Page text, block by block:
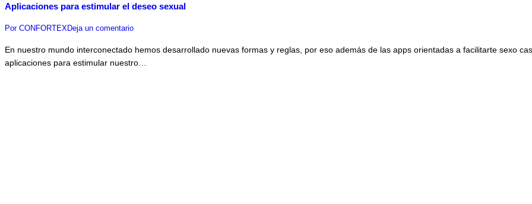
Aplicaciones para estimular el deseo sexual
Por CONFORTEXDeja un comentario
En nuestro mundo interconectado hemos desarrollado nuevas formas y reglas, por eso además de las apps orientadas a facilitarte sexo
aplicaciones para estimular nuestro…